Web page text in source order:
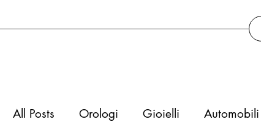
All Posts Orologi Gioielli Automobili